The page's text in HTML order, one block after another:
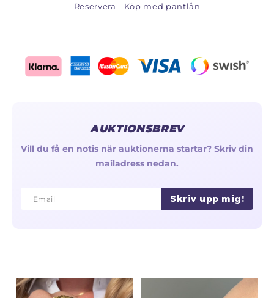
Reservera - Köp med pantlån
AUKTIONSBREV
Vill du få en notis när auktionerna startar? Skriv din
mailadress nedan.
Email
Email Skriv upp mig!